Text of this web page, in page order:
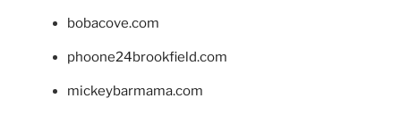
bobacove.com
phoone24brookfield.com
mickeybarmama.com